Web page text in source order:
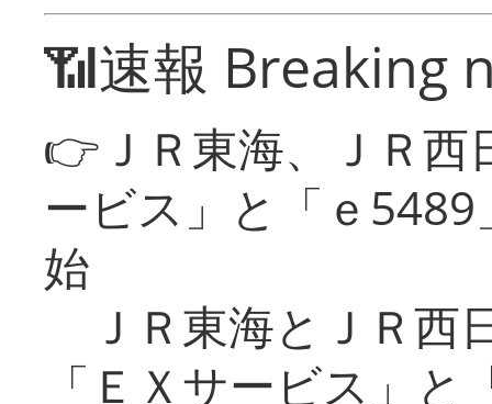
📶速報 Breaking
👉ＪＲ東海、ＪＲ
ービス」と「ｅ
始
ＪＲ東海とＪＲ西
「ＥＸサービス」